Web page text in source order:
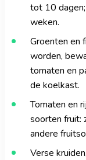
tot 10
weken.
Groenten en
worden,
tomaten en
de koelkast.
Tomaten en
soorten fruit:
andere
Verse